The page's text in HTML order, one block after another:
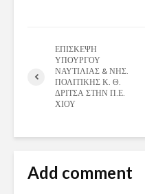
ΕΠΙΣΚΕΨΗ
ΥΠΟΥΡΓΟΥ
ΝΑΥΤΙΛΙΑΣ & ΝΗΣ.
ΠΟΛΙΤΙΚΗΣ Κ. Θ.
ΔΡΙΤΣΑ ΣΤΗΝ Π.Ε.
ΧΙΟΥ
Add comment